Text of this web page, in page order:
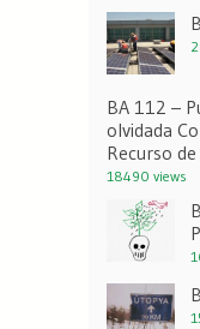
BA 112 –
olvidada
Recurso
18490 views